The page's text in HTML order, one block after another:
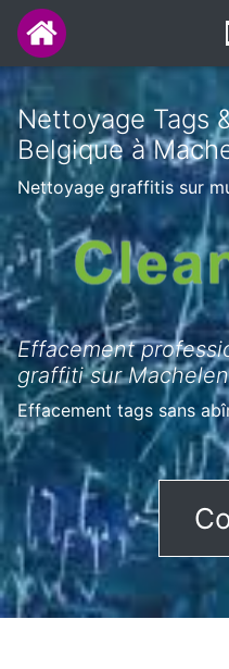
Nettoyage Tags
Belgique à
Nettoyage graffitis sur
Effacement
graffiti sur Machelen
Effacement tags sans